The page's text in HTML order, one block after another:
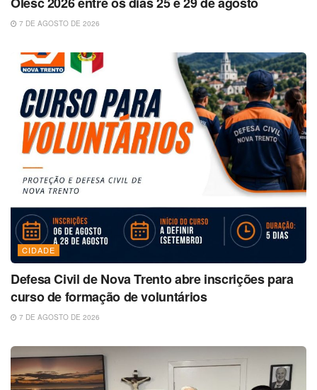
7 DE AGOSTO DE 2026
CIDADE
Defesa Civil de Nova Trento abre inscrições para
curso de formação de voluntários
7 DE AGOSTO DE 2026